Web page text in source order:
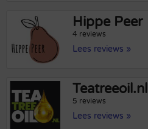
Hippe Peer
4 reviews
Lees reviews »
Teatreeoil.nl
5 reviews
Lees reviews »